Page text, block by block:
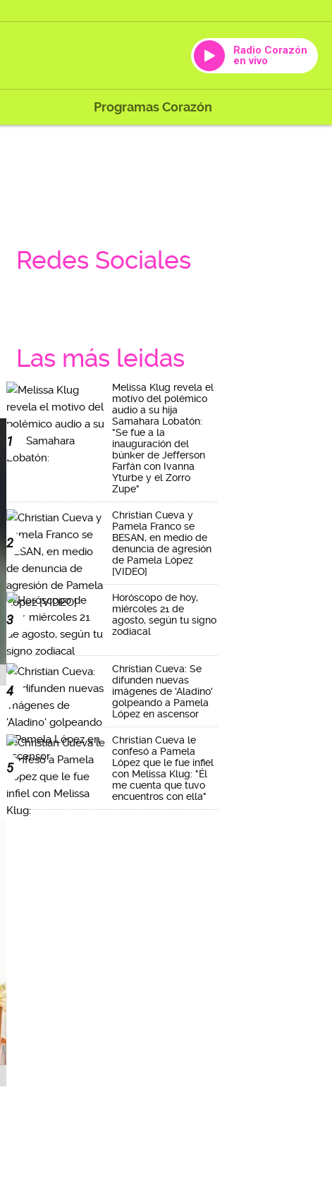
Radio Corazón
en vivo
Programas Corazón
Redes Sociales
Las más leidas
1
Melissa Klug revela el
motivo del polémico
audio a su hija
Samahara Lobatón:
"Se fue a la
inauguración del
búnker de Jefferson
Farfán con Ivanna
Yturbe y el Zorro
Zupe"
2
Christian Cueva y
Pamela Franco se
BESAN, en medio de
denuncia de agresión
de Pamela López
[VIDEO]
3
Horóscopo de hoy,
miércoles 21 de
agosto, según tu signo
zodiacal
4
Christian Cueva: Se
difunden nuevas
imágenes de 'Aladino'
golpeando a Pamela
López en ascensor
5
Christian Cueva le
confesó a Pamela
López que le fue infiel
con Melissa Klug: "Él
me cuenta que tuvo
encuentros con ella"